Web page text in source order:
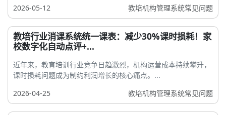
2026-05-12
教培机构管理系统常见问题
教培行业消课系统统一课表：减少30%课时损耗！家
校数字化自动点评+...
近年来，教育培训行业竞争日趋激烈，机构运营成本持续攀升，
课时损耗问题成为制约利润增长的核心痛点。...
2026-04-25
教培机构管理系统常见问题